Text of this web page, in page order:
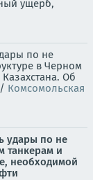
ущерб,
по не
в Черном
Об
Комсомольская
удары по не
танкерам и
необходимой